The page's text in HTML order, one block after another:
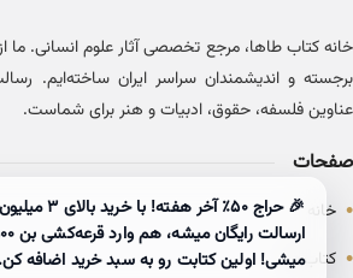
برجسته و اندیشمندان سراسر ایران ساخته‌ایم.
عناوین فلسفه، حقوق، ادبیات و هنر برای شماست.
صفحات
• خانه
• کتاب‌ها
🎉 حراج ۵۰٪ آخر
میشی! اولین کتابت رو به سبد خرید اضافه